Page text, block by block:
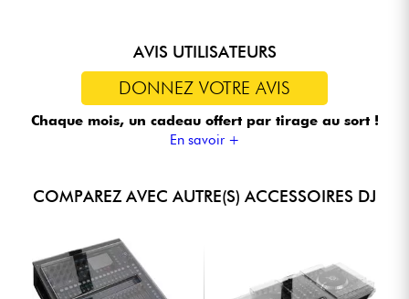
AVIS UTILISATEURS
DONNEZ VOTRE AVIS
Chaque mois, un cadeau offert par tirage au sort !
En savoir +
COMPAREZ AVEC AUTRE(S) ACCESSOIRES DJ